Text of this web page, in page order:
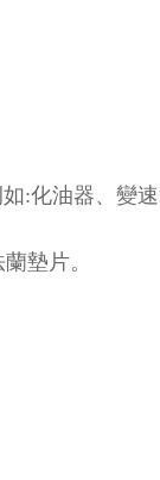
:化油器、變速
墊片。